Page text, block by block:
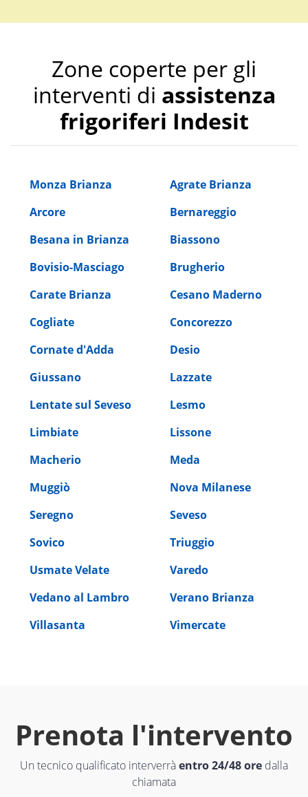
Zone coperte per gli
interventi di assistenza
frigoriferi Indesit
Monza Brianza
Agrate Brianza
Arcore
Bernareggio
Besana in Brianza
Biassono
Bovisio-Masciago
Brugherio
Carate Brianza
Cesano Maderno
Cogliate
Concorezzo
Cornate d'Adda
Desio
Giussano
Lazzate
Lentate sul Seveso
Lesmo
Limbiate
Lissone
Macherio
Meda
Muggiò
Nova Milanese
Seregno
Seveso
Sovico
Triuggio
Usmate Velate
Varedo
Vedano al Lambro
Verano Brianza
Villasanta
Vimercate
Prenota l'intervento
Un tecnico qualificato interverràentro 24/48 ore dalla
chiamata